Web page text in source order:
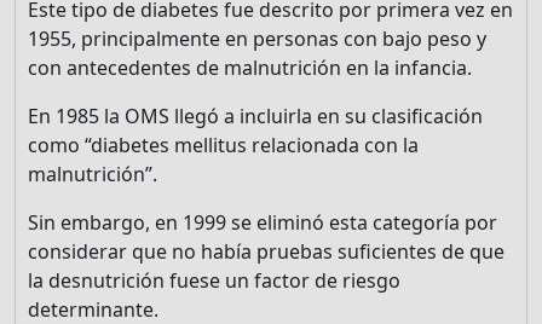
Este tipo de diabetes fue descrito por primera vez en
1955, principalmente en personas con bajo peso y
con antecedentes de malnutrición en la infancia.
En 1985 la OMS llegó a incluirla en su clasificación
como “diabetes mellitus relacionada con la
malnutrición”.
Sin embargo, en 1999 se eliminó esta categoría por
considerar que no había pruebas suficientes de que
la desnutrición fuese un factor de riesgo
determinante.